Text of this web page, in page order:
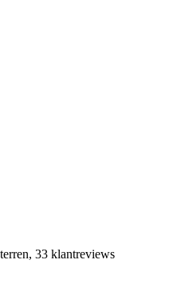
33 klantreviews